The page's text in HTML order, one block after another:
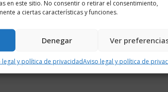
en este sitio. No consentir o retirar el consentimiento,
a ciertas características y funciones.
Denegar Ver
legal y política de privacidadAviso legal y política de
Riojano de Salud (SERIS) para que